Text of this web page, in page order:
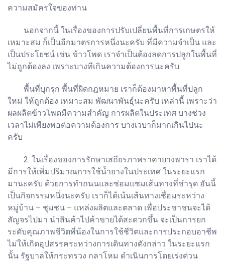
ความสมัครใจของท่าน
นอกจากนี้ ในเรื่องของการปรับเปลี่ยนพื้นที่การเกษตรให้
เหมาะสม ก็เป็นอีกมาตรการหนึ่งนะครับ ที่มีความจำเป็น และ
เป็นประโยชน์ เช่น ข้าวโพด เราจำเป็นต้องลดการปลูกในพื้นที่
ไม่ถูกต้องลง เพราะบางทีเกินความต้องการนะครับ
พื้นที่บุกรุก พื้นที่ผิดกฎหมาย เราก็ต้องมาหาพื้นที่ปลูก
ใหม่ ให้ถูกต้อง เหมาะสม พัฒนาพันธุ์นะครับ เหล่านี้ เพราะว่า
ผลผลิตข้าวโพดมีความสำคัญ การผลิตในประเทศ บางช่วง
เวลาไม่เพียงพอต่อความต้องการ บางเวบาก็มากเกินไปนะ
ครับ
2. ในเรื่องของการรักษาเสถียรภาพราคายางพารา เราได้
มีการให้เพิ่มปริมาณการใช้น้ำยางในประเทศ ในระยะแรก
มานะครับ ด้วยการทำถนนและซ่อมแซมเส้นทางที่ชำรุด อันนี้
เป็นกิจกรรมหนึ่งนะครับ เราก็ได้เน้นเส้นทางเชื่อมระหว่าง
หมู่บ้าน – ชุมชน – แหล่งผลิตและตลาด เพื่อประชาชนจะได้
สัญจรไปมา นำสินค้าไปค้าขายได้สะดวกขึ้น จะเป็นการยก
ระดับคุณภาพชีวิตพี่น้องในการใช้ชีวิตและการประกอบอาชีพ
ไม่ให้เกิดอุปสรรคระหว่างการเดินทางดังกล่าว ในระยะแรก
นั้น รัฐบาลให้กระทรวง กลาโหม ดำเนินการโดยเร่งด่วน